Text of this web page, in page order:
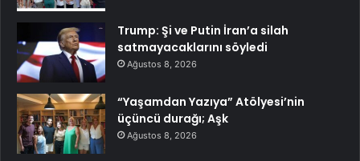
Trump: Şi ve Putin İran’a silah
satmayacaklarını söyledi
Ağustos 8, 2026
“Yaşamdan Yazıya” Atölyesi’nin
üçüncü durağı; Aşk
Ağustos 8, 2026